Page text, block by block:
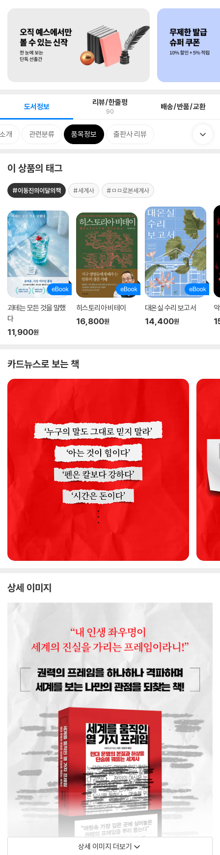
도서정보 리뷰/한줄평
90 배송/반품/교환
개 관련분류 품목정보 출판사 리뷰
이 상품의 태그
#이동진의이달의책 #세계사 #ㅁㅁ로본세계사
괴테는 모든 것을 말했
다
11,900원
히스토리아 비테이
16,800원
대온실 수리 보고서
14,400원
카드뉴스로 보는 책
상세 이미지
상세 이미지 더보기